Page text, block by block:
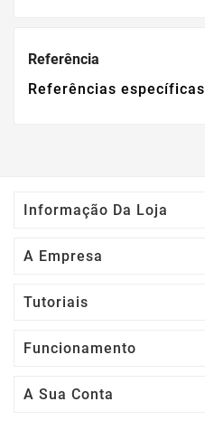
Referência
Referências específicas
Informação Da Loja
A Empresa
Tutoriais
Funcionamento
A Sua Conta